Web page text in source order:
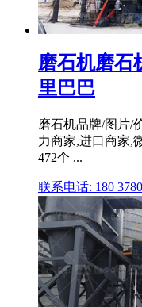
磨石机磨石
里巴巴
磨石机品牌/图片/
力商家,进口商家,
472个 ...
联系电话: 180